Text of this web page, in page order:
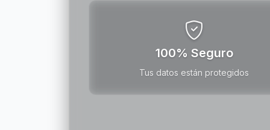
100% Seguro
Tus datos están protegidos